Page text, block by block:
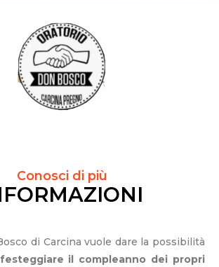
Conosci di più
di Carcina vuole dare la possibilità
festeggiare il compleanno dei propri